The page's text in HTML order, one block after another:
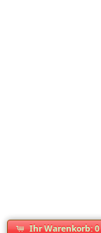
Ihr Warenkorb:0